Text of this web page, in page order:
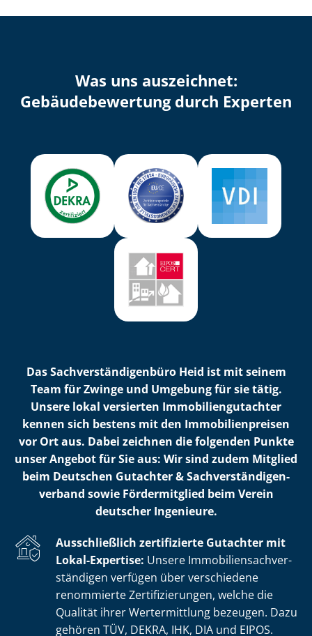
Was uns auszeichnet:
Ge­bäu­de­be­wer­tung durch Experten
Das Sach­ver­stän­di­gen­bü­ro Heid ist mit seinem
Team für Zwinge und Umgebung für sie tätig.
Unsere lokal versierten Im­mo­bi­li­en­gut­ach­ter
kennen sich bestens mit den Im­mo­bi­li­en­prei­sen
vor Ort aus. Dabei zeichnen die folgenden Punkte
unser Angebot für Sie aus: Wir sind zudem Mitglied
beim Deutschen Gutachter & Sach­ver­stän­di­gen­
ver­band sowie Fördermitglied beim Verein
deutscher Ingenieure.
Ausschließlich zertifizierte Gutachter mit
Lokal-Expertise: Unsere Im­mo­bi­li­en­sach­ver­
stän­di­gen verfügen über verschiedene
renommierte Zer­ti­fi­zie­run­gen, welche die
Qualität ihrer Wertermittlung bezeugen. Dazu
gehören TÜV, DEKRA, IHK, DIA und EIPOS.